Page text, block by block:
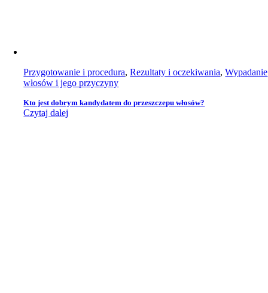
Przygotowanie i procedura,Rezultaty i oczekiwania,Wypadanie
włosów i jego przyczyny
Kto jest dobrym kandydatem do przeszczepu włosów?
Czytaj dalej